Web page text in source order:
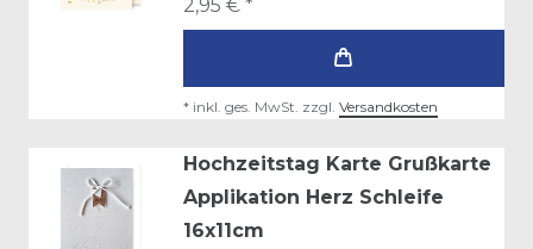
2,95 € *
* inkl. ges. MwSt. zzgl. Versandkosten
Hochzeitstag Karte Grußkarte
Applikation Herz Schleife
16x11cm